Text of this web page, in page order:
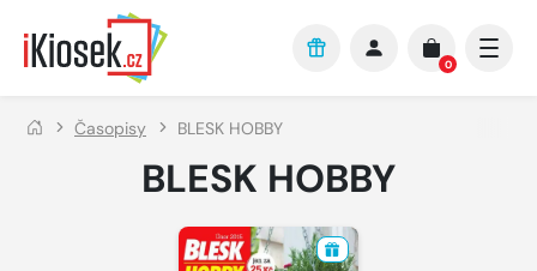
Přejít na hlavní obsah
0
Časopisy BLESK HOBBY
BLESK HOBBY